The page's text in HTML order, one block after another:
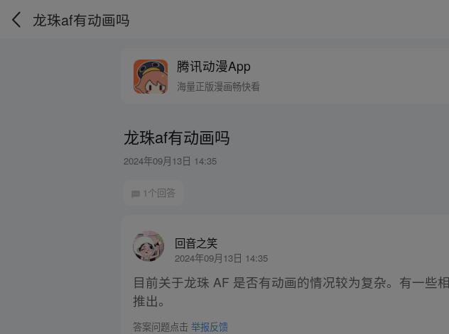
龙珠af有动画吗
腾讯动漫App
海量正版漫画畅快看
龙珠af有动画吗
2024年09月13日 14:35
1个回答
回音之笑
2024年09月13日 14:35
目前关于龙珠 AF 是否有动画的情况较为复杂。有一些
推出。
答案问题点击举报反馈